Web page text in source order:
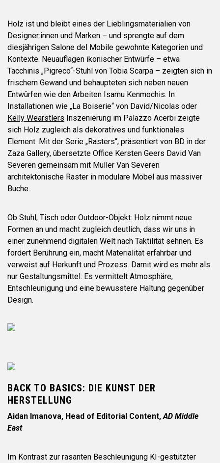
Holz ist und bleibt eines der Lieblingsmaterialien von
Designer:innen und Marken – und sprengte auf dem
diesjährigen Salone del Mobile gewohnte Kategorien und
Kontexte. Neuauflagen ikonischer Entwürfe – etwa
Tacchinis „Pigreco“-Stuhl von Tobia Scarpa – zeigten sich in
frischem Gewand und behaupteten sich neben neuen
Entwürfen wie den Arbeiten Isamu Kenmochis. In
Installationen wie „La Boiserie“ von David/Nicolas oder
Kelly Wearstlers Inszenierung im Palazzo Acerbi zeigte
sich Holz zugleich als dekoratives und funktionales
Element. Mit der Serie „Rasters“, präsentiert von BD in der
Zaza Gallery, übersetzte Office Kersten Geers David Van
Severen gemeinsam mit Muller Van Severen
architektonische Raster in modulare Möbel aus massiver
Buche.
Ob Stuhl, Tisch oder Outdoor-Objekt: Holz nimmt neue
Formen an und macht zugleich deutlich, dass wir uns in
einer zunehmend digitalen Welt nach Taktilität sehnen. Es
fordert Berührung ein, macht Materialität erfahrbar und
verweist auf Herkunft und Prozess. Damit wird es mehr als
nur Gestaltungsmittel: Es vermittelt Atmosphäre,
Entschleunigung und eine bewusstere Haltung gegenüber
Design.
BACK TO BASICS: DIE KUNST DER
HERSTELLUNG
Aidan Imanova, Head of Editorial Content, AD Middle
East
Im Kontrast zur rasanten Beschleunigung KI-gestützter